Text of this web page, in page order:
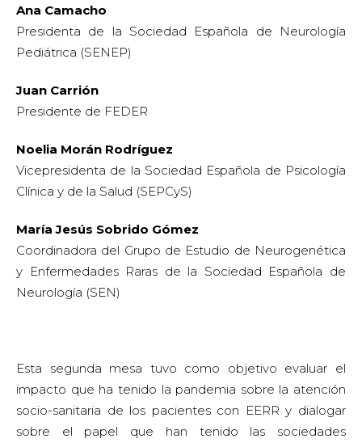
Ana Camacho
Presidenta de la Sociedad Española de Neurología
Pediátrica (SENEP)
Juan Carrión
Presidente de FEDER
Noelia Morán Rodríguez
Vicepresidenta de la Sociedad Española de Psicología
Clínica y de la Salud (SEPCyS)
María Jesús Sobrido Gómez
Coordinadora del Grupo de Estudio de Neurogenética
y Enfermedades Raras de la Sociedad Española de
Neurología (SEN)
Esta segunda mesa tuvo como objetivo evaluar el
impacto que ha tenido la pandemia sobre la atención
socio-sanitaria de los pacientes con EERR y dialogar
sobre el papel que han tenido las sociedades